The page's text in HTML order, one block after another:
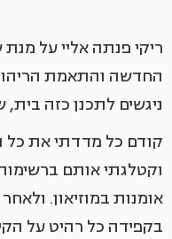
ריקי פנתה אליי על
החדשה והתאמת
ניגשים לתכנן כזה בית,
קודם כל מדדתי את כל
וקטלגתי אותם
אומנות במוזיאון.
בקפידה כל רהיט על